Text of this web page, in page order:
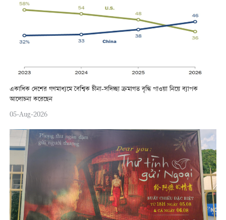
একাধিক দেশের গণমাধ্যমে বৈশ্বিক চীনা-সদিচ্ছা ক্রমাগত বৃদ্ধি পাওয়া নিয়ে ব্যাপক
আলোচনা করেছেন
05-Aug-2026